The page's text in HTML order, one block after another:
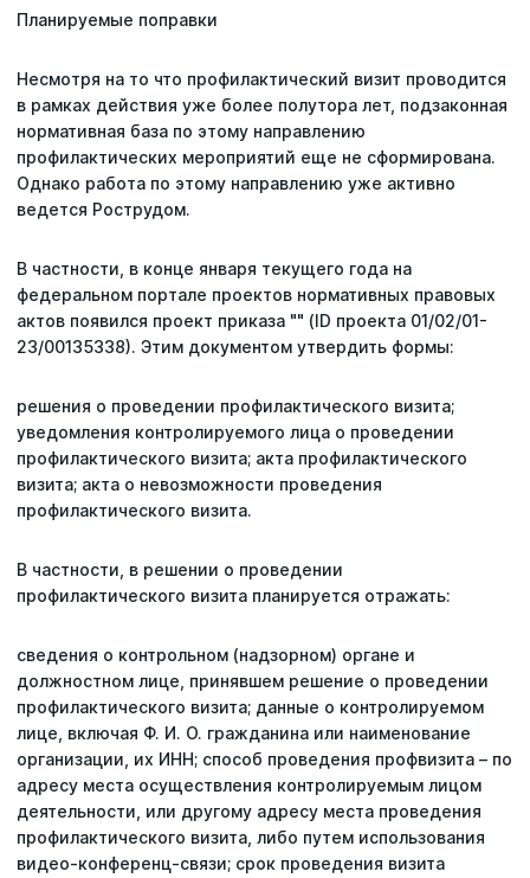
Планируемые поправки
Несмотря на то что профилактический визит проводится
в рамках действия уже более полутора лет, подзаконная
нормативная база по этому направлению
профилактических мероприятий еще не сформирована.
Однако работа по этому направлению уже активно
ведется Рострудом.
В частности, в конце января текущего года на
федеральном портале проектов нормативных правовых
актов появился проект приказа "" (ID проекта 01/02/01-
23/00135338). Этим документом утвердить формы:
решения о проведении профилактического визита;
уведомления контролируемого лица о проведении
профилактического визита; акта профилактического
визита; акта о невозможности проведения
профилактического визита.
В частности, в решении о проведении
профилактического визита планируется отражать:
сведения о контрольном (надзорном) органе и
должностном лице, принявшем решение о проведении
профилактического визита; данные о контролируемом
лице, включая Ф. И. О. гражданина или наименование
организации, их ИНН; способ проведения профвизита – по
адресу места осуществления контролируемым лицом
деятельности, или другому адресу места проведения
профилактического визита, либо путем использования
видео-конференц-связи; срок проведения визита